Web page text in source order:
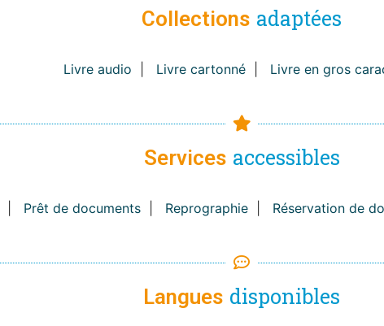
Collections adaptées
Livre audio Livre cartonné Livre en gros
Services accessibles
Prêt de documents Reprographie Réservation de
Langues disponibles